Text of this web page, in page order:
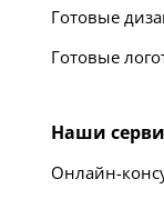
Готовые
Готовые
Наши
Онлайн-